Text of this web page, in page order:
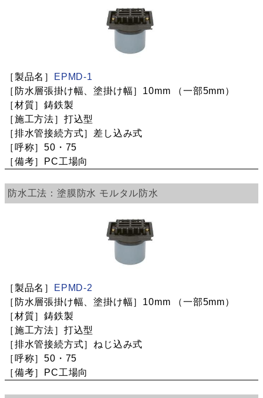
EPMD-1
10mm （一部5mm）
鋳鉄製
打込型
差し込み式
50・75
PC工場向
塗膜防水 モルタル防水
EPMD-2
10mm （一部5mm）
鋳鉄製
打込型
ねじ込み式
50・75
PC工場向